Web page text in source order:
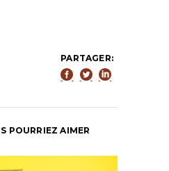
PARTAGER:
POURRIEZ AIMER